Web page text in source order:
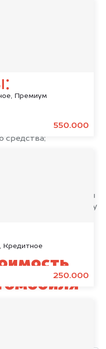
Премиум
550.000
Кредитное
250.000
средства;
то наши юристы
оформить сделку